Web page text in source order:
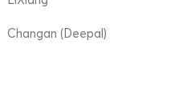
Changan (Deepal)